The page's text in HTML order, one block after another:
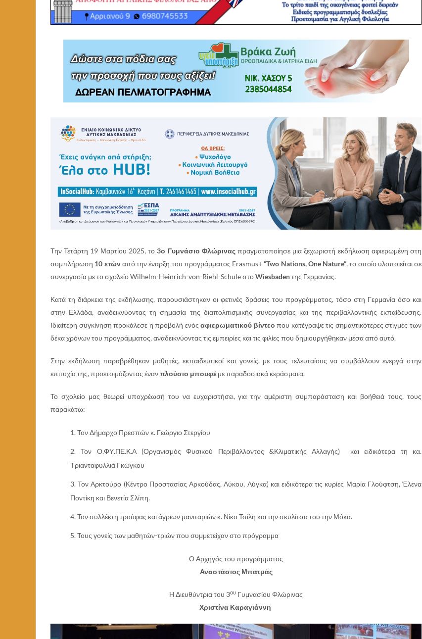
Την Τετάρτη 19 Μαρτίου 2025, το3ο Γυμνάσιο Φλώριναςπραγματοποίησε μια ξεχωριστή εκδήλωση αφιερωμένη στη
συμπλήρωση 10 ετών από την έναρξη του προγράμματος Erasmus+“Two Nations, One Nature”, το οποίο υλοποιείται σε
συνεργασία με το σχολείο Wilhelm-Heinrich-von-Riehl-Schule στοWiesbadenτης Γερμανίας.
Κατά τη διάρκεια της εκδήλωσης, παρουσιάστηκαν οι φετινές δράσεις του προγράμματος, τόσο στη Γερμανία όσο και
στην Ελλάδα, αναδεικνύοντας τη σημασία της διαπολιτισμικής συνεργασίας και της περιβαλλοντικής εκπαίδευσης.
Ιδιαίτερη συγκίνηση προκάλεσε η προβολή ενόςαφιερωματικού βίντεο που κατέγραψε τις σημαντικότερες στιγμές των
δέκα χρόνων του προγράμματος, αναδεικνύοντας τις εμπειρίες και τις φιλίες που δημιουργήθηκαν μέσα από αυτό.
Στην εκδήλωση παραβρέθηκαν μαθητές, εκπαιδευτικοί και γονείς, με τους τελευταίους να συμβάλλουν ενεργά στην
επιτυχία της, προετοιμάζοντας ένανπλούσιο μπουφέ με παραδοσιακά κεράσματα.
Το σχολείο μας θεωρεί υποχρέωσή του να ευχαριστήσει, για την αμέριστη συμπαράσταση και βοήθειά τους, τους
παρακάτω:
Τον Δήμαρχο Πρεσπών κ. Γεώργιο Στεργίου
Τον Ο.ΦΥ.ΠΕ.Κ.Α (Οργανισμός Φυσικού Περιβάλλοντος &Κλιματικής Αλλαγής) και ειδικότερα τη κα.
Τριανταφυλλιά Γκώγκου
Τον Αρκτούρο (Κέντρο Προστασίας Αρκούδας, Λύκου, Λύγκα) και ειδικότερα τις κυρίες Μαρία Γλούφτση, Έλενα
Ποντίκη και Βενετία Σλίπη.
Τον συλλέκτη τρούφας και άγριων μανιταριών κ. Νίκο Τσίλη και την σκυλίτσα του την Μόκα.
Τους γονείς των μαθητών-τριών που συμμετείχαν στο πρόγραμμα
Ο Αρχηγός του προγράμματος
Αναστάσιος Μπατμάς
Η Διευθύντρια του 3ου Γυμνασίου Φλώρινας
Χριστίνα Καραγιάννη